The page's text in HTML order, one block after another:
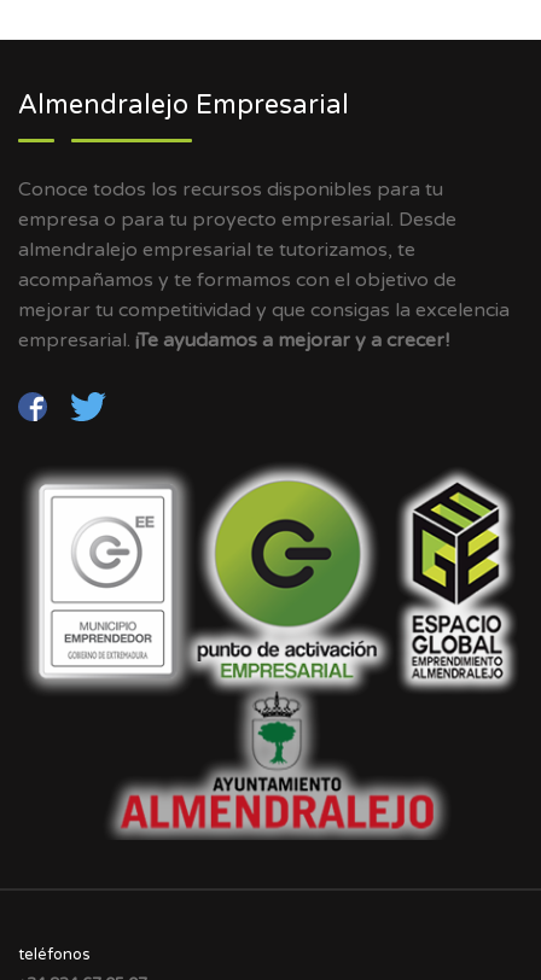
Almendralejo Empresarial
Conoce todos los recursos disponibles para tu
empresa o para tu proyecto empresarial. Desde
almendralejo empresarial te tutorizamos, te
acompañamos y te formamos con el objetivo de
mejorar tu competitividad y que consigas la excelencia
empresarial. ¡Te ayudamos a mejorar y a crecer!
teléfonos